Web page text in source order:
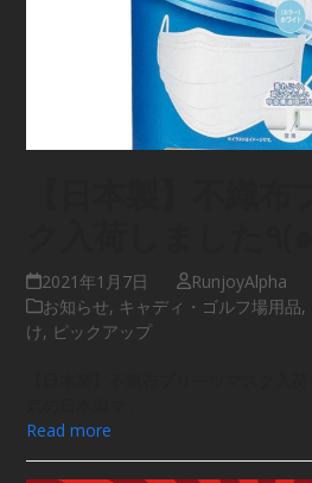
2021年1月7日
RunjoyAlpha
お知らせ, キャディ・ゴルフ場用品,
け, ピックアップ
Read more